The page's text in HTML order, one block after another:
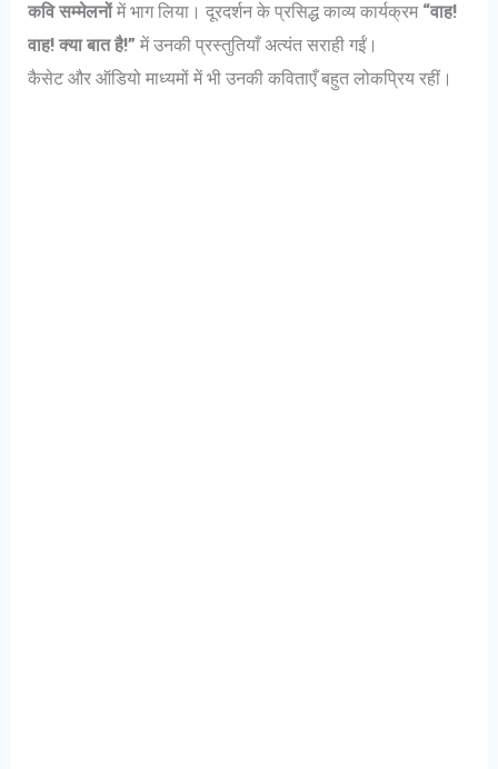
कवि सम्मेलनोंमें भाग लिया। दूरदर्शन के प्रसिद्ध काव्य कार्यक्रम “वाह!
वाह! क्या बात है!” में उनकी प्रस्तुतियाँ अत्यंत सराही गईं।
कैसेट और ऑडियो माध्यमों में भी उनकी कविताएँ बहुत लोकप्रिय रहीं।